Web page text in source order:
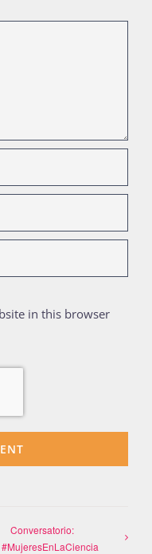
in this browser
Conversatorio:
#MujeresEnLaCiencia